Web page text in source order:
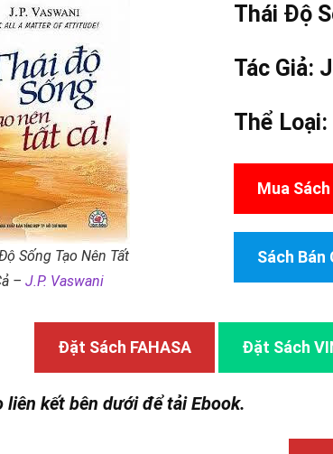
Sống Tạo Nên Tất
–J.P. Vaswani
Thái Độ
Tác Giả:
Thể Loại:
Mua Sách
Sách Bán
Đặt Sách FAHASA Đặt Sách
liên kết bên dưới để tải Ebook.